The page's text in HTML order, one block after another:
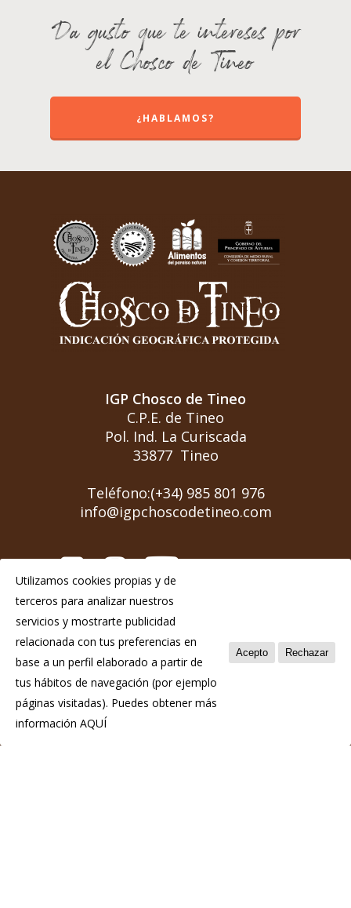
Da gusto que te intereses por
el Chosco de Tineo
¿HABLAMOS?
IGP Chosco de Tineo
C.P.E. de Tineo
Pol. Ind. La Curiscada
33877 Tineo
Teléfono:(+34) 985 801 976
info@igpchoscodetineo.com
Aviso Legal
Política de privacidad
Política de cookies
Utilizamos cookies propias y de
terceros para analizar nuestros
servicios y mostrarte publicidad
relacionada con tus preferencias en
base a un perfil elaborado a partir de
tus hábitos de navegación (por ejemplo
páginas visitadas). Puedes obtener más
información AQUÍ
Acepto Rechazar